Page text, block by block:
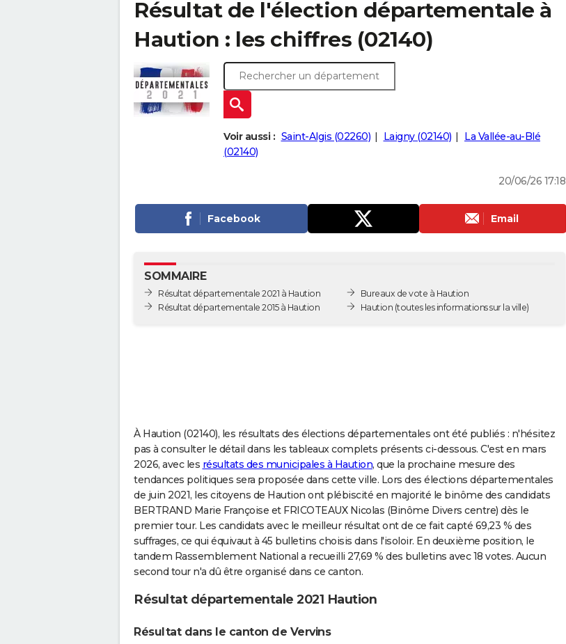
Résultat de l'élection départementale à
Haution : les chiffres (02140)
Voir aussi : Saint-Algis (02260) Laigny (02140)
La Vallée-au-Blé
(02140)
20/06/26 17:18
Facebook Email
SOMMAIRE
Résultat départementale 2021 à Haution
Résultat départementale 2015 à Haution
Bureaux de vote à Haution
Haution (toutes les informations sur la ville)
À Haution (02140), les résultats des élections départementales ont été publiés : n'hésitez
pas à consulter le détail dans les tableaux complets présents ci-dessous. C'est en mars
2026, avec les résultats des municipales à Haution, que la prochaine mesure des
tendances politiques sera proposée dans cette ville. Lors des élections départementales
de juin 2021, les citoyens de Haution ont plébiscité en majorité le binôme des candidats
BERTRAND Marie Françoise et FRICOTEAUX Nicolas (Binôme Divers centre) dès le
premier tour. Les candidats avec le meilleur résultat ont de ce fait capté 69,23 % des
suffrages, ce qui équivaut à 45 bulletins choisis dans l'isoloir. En deuxième position, le
tandem Rassemblement National a recueilli 27,69 % des bulletins avec 18 votes. Aucun
second tour n'a dû être organisé dans ce canton.
Résultat départementale 2021 Haution
Résultat dans le canton de Vervins